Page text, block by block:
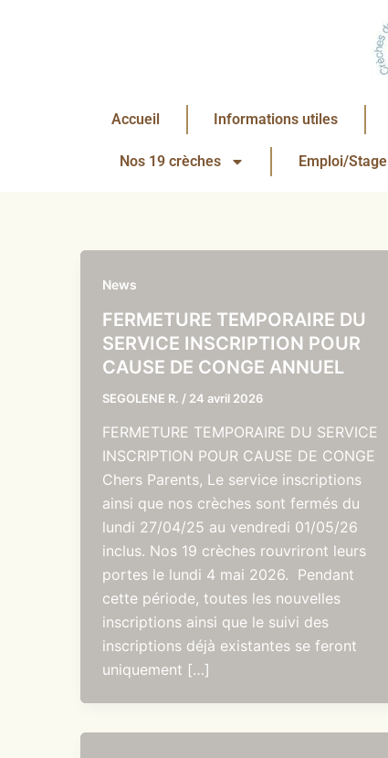
Accueil Informations utiles
Nos 19 crèches Emploi/Stage
News
FERMETURE TEMPORAIRE DU
SERVICE INSCRIPTION POUR
CAUSE DE CONGE ANNUEL
SEGOLENE R. / 24 avril 2026
FERMETURE TEMPORAIRE DU SERVICE
INSCRIPTION POUR CAUSE DE CONGE
Chers Parents, Le service inscriptions
ainsi que nos crèches sont fermés du
lundi 27/04/25 au vendredi 01/05/26
inclus. Nos 19 crèches rouvriront leurs
portes le lundi 4 mai 2026. Pendant
cette période, toutes les nouvelles
inscriptions ainsi que le suivi des
inscriptions déjà existantes se feront
uniquement […]